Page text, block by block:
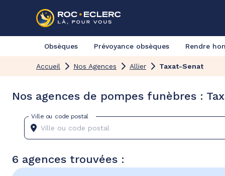
Obsèques Prévoyance obsèques Rendre
Accueil Nos Agences Allier Taxat-Senat
Nos agences de pompes funèbres :
Ville ou code postal
6 agences trouvées :